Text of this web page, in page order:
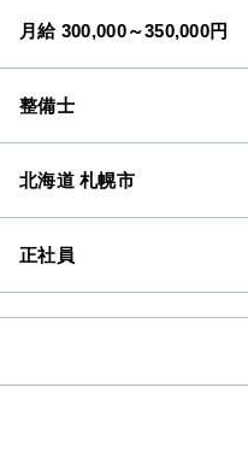
月給 300,000～350,000円
整備士
北海道 札幌市
正社員